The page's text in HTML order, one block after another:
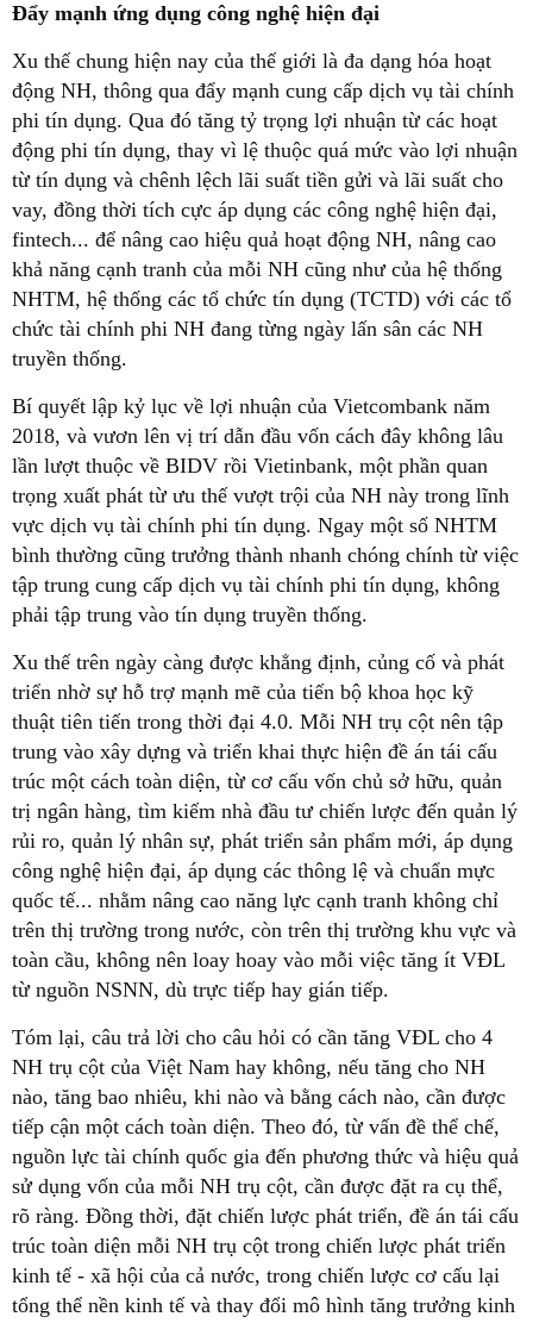
Đẩy mạnh ứng dụng công nghệ hiện đại
Xu thế chung hiện nay của thế giới là đa dạng hóa hoạt
động NH, thông qua đẩy mạnh cung cấp dịch vụ tài chính
phi tín dụng. Qua đó tăng tỷ trọng lợi nhuận từ các hoạt
động phi tín dụng, thay vì lệ thuộc quá mức vào lợi nhuận
từ tín dụng và chênh lệch lãi suất tiền gửi và lãi suất cho
vay, đồng thời tích cực áp dụng các công nghệ hiện đại,
fintech... để nâng cao hiệu quả hoạt động NH, nâng cao
khả năng cạnh tranh của mỗi NH cũng như của hệ thống
NHTM, hệ thống các tổ chức tín dụng (TCTD) với các tổ
chức tài chính phi NH đang từng ngày lấn sân các NH
truyền thống.
Bí quyết lập kỷ lục về lợi nhuận của Vietcombank năm
2018, và vươn lên vị trí dẫn đầu vốn cách đây không lâu
lần lượt thuộc về BIDV rồi Vietinbank, một phần quan
trọng xuất phát từ ưu thế vượt trội của NH này trong lĩnh
vực dịch vụ tài chính phi tín dụng. Ngay một số NHTM
bình thường cũng trưởng thành nhanh chóng chính từ việc
tập trung cung cấp dịch vụ tài chính phi tín dụng, không
phải tập trung vào tín dụng truyền thống.
Xu thế trên ngày càng được khẳng định, củng cố và phát
triển nhờ sự hỗ trợ mạnh mẽ của tiến bộ khoa học kỹ
thuật tiên tiến trong thời đại 4.0. Mỗi NH trụ cột nên tập
trung vào xây dựng và triển khai thực hiện đề án tái cấu
trúc một cách toàn diện, từ cơ cấu vốn chủ sở hữu, quản
trị ngân hàng, tìm kiếm nhà đầu tư chiến lược đến quản lý
rủi ro, quản lý nhân sự, phát triển sản phẩm mới, áp dụng
công nghệ hiện đại, áp dụng các thông lệ và chuẩn mực
quốc tế... nhằm nâng cao năng lực cạnh tranh không chỉ
trên thị trường trong nước, còn trên thị trường khu vực và
toàn cầu, không nên loay hoay vào mỗi việc tăng ít VĐL
từ nguồn NSNN, dù trực tiếp hay gián tiếp.
Tóm lại, câu trả lời cho câu hỏi có cần tăng VĐL cho 4
NH trụ cột của Việt Nam hay không, nếu tăng cho NH
nào, tăng bao nhiêu, khi nào và bằng cách nào, cần được
tiếp cận một cách toàn diện. Theo đó, từ vấn đề thể chế,
nguồn lực tài chính quốc gia đến phương thức và hiệu quả
sử dụng vốn của mỗi NH trụ cột, cần được đặt ra cụ thể,
rõ ràng. Đồng thời, đặt chiến lược phát triển, đề án tái cấu
trúc toàn diện mỗi NH trụ cột trong chiến lược phát triển
kinh tế - xã hội của cả nước, trong chiến lược cơ cấu lại
tổng thể nền kinh tế và thay đổi mô hình tăng trưởng kinh